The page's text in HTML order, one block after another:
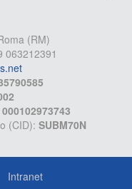
(RM)
063212391
(CID): SUBM70N
Intranet